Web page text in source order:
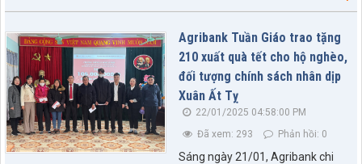
Agribank Tuần Giáo trao tặng
210 xuất quà tết cho hộ nghèo,
đối tượng chính sách nhân dịp
Xuân Ất Tỵ
22/01/2025 04:58:00 PM
Đã xem: 293
Phản hồi: 0
Sáng ngày 21/01, Agribank chi